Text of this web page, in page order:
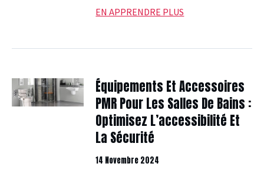
EN APPRENDRE PLUS
Équipements Et Accessoires
PMR Pour Les Salles De Bains :
Optimisez L’accessibilité Et
La Sécurité
14 Novembre 2024